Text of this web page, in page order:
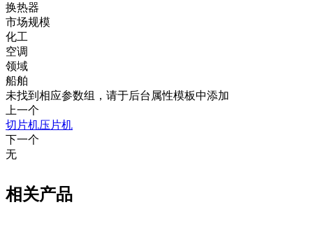
换热器
市场规模
化工
空调
领域
船舶
未找到相应参数组，请于后台属性模板中添加
上一个
切片机压片机
下一个
无
相关产品